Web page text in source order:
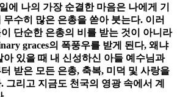
에 나의 가장 순결한 마음은 나에게 기
수히 많은 은총을 쏟아 붓는다. 이러
단순한 은총의 비를 받는 것이 아니라
graces의 폭풍우를 받게 된다, 왜냐
있을 때 내 신성하신 아들 예수님과
받은 모든 은총, 축복, 미덕 및 사랑을
그리고 지금도 천국의 영광 속에서 계